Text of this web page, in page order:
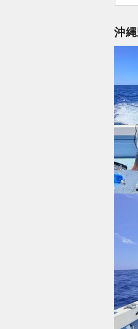
沖